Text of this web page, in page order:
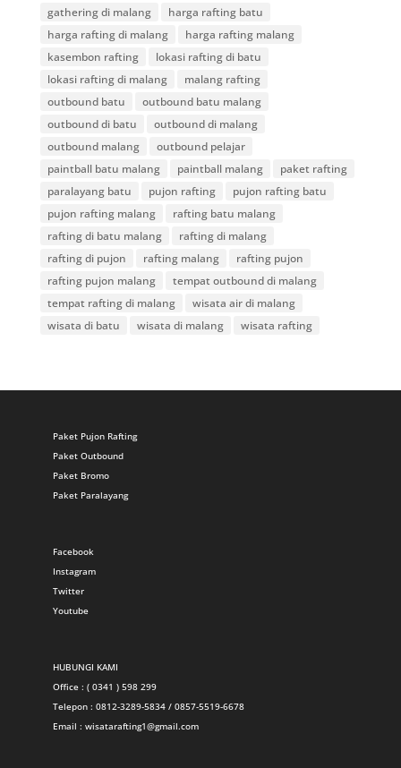
gathering di malang
harga rafting batu
harga rafting di malang
harga rafting malang
kasembon rafting
lokasi rafting di batu
lokasi rafting di malang
malang rafting
outbound batu
outbound batu malang
outbound di batu
outbound di malang
outbound malang
outbound pelajar
paintball batu malang
paintball malang
paket rafting
paralayang batu
pujon rafting
pujon rafting batu
pujon rafting malang
rafting batu malang
rafting di batu malang
rafting di malang
rafting di pujon
rafting malang
rafting pujon
rafting pujon malang
tempat outbound di malang
tempat rafting di malang
wisata air di malang
wisata di batu
wisata di malang wisata rafting
Paket Pujon Rafting
Paket Outbound
Paket Bromo
Paket Paralayang
Facebook
Instagram
Twitter
Youtube
HUBUNGI KAMI
Office : ( 0341 ) 598 299
Telepon : 0812-3289-5834 / 0857-5519-6678
Email : wisatarafting1@gmail.com